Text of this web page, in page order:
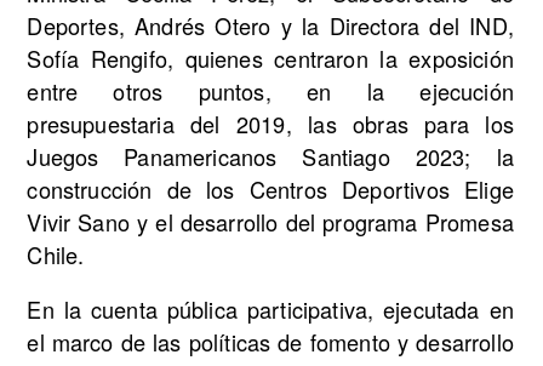
Deportes, Andrés Otero y la Directora del IND,
Sofía Rengifo, quienes centraron la exposición
entre otros puntos, en la ejecución
presupuestaria del 2019, las obras para los
Juegos Panamericanos Santiago 2023; la
construcción de los Centros Deportivos Elige
Vivir Sano y el desarrollo del programa Promesa
Chile.
En la cuenta pública participativa, ejecutada en
el marco de las políticas de fomento y desarrollo